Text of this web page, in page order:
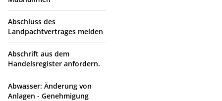
Abschluss des
Landpachtvertrages melden
Abschrift aus dem
Handelsregister anfordern.
Abwasser: Änderung von
Anlagen - Genehmigung